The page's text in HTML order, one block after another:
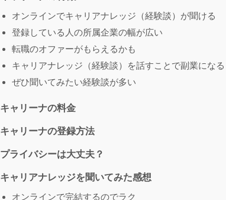
オンラインでキャリアナレッジ（経験談）が聞ける
登録している人の所属企業の幅が広い
転職のオファーがもらえるかも
キャリアナレッジ（経験談）を話すことで副業になる
ぜひ聞いてみたい経験談が多い
キャリーナの料金
キャリーナの登録方法
プライバシーは大丈夫？
キャリアナレッジを聞いてみた感想
オンラインで完結するのでラク